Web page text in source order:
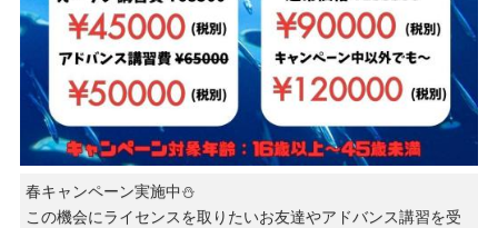
春キャンペーン実施中⛄️
この機会にライセンスを取りたいお友達やアドバンス講習を受